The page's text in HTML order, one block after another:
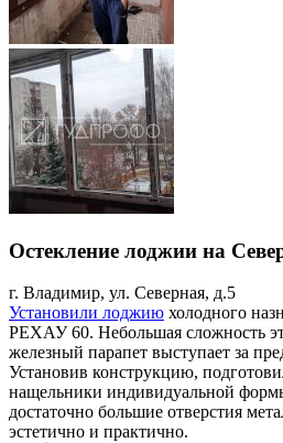
Остекление лоджии на
г. Владимир, ул. Северная, д.5
Установили лоджию холодного
РЕХАУ 60. Небольшая сложность
железный парапет выступает за
Установив конструкцию,
нащельники индивидуальной
достаточно большие отверстия
эстетично и практично.